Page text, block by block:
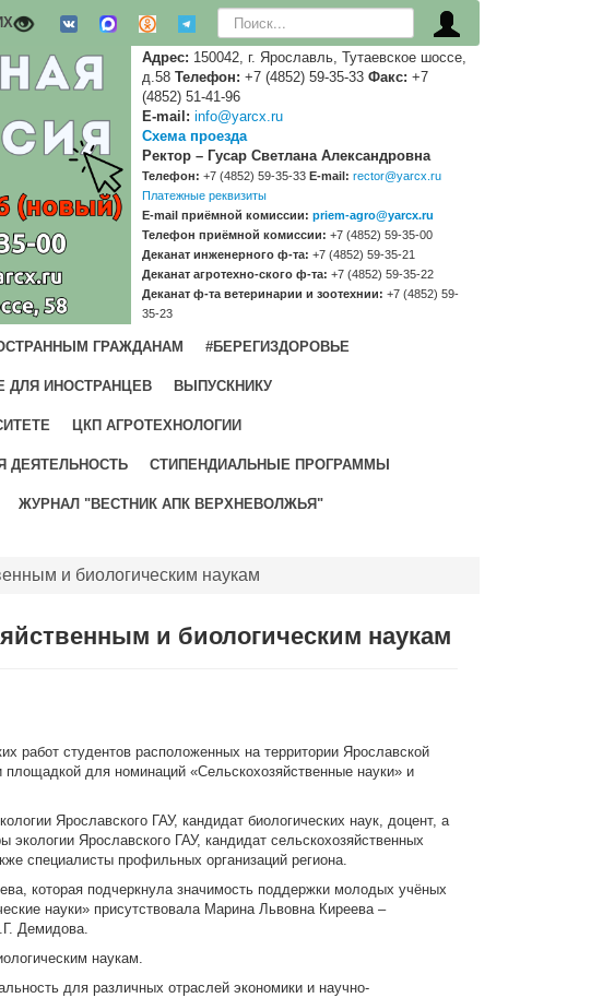
Искать...
Адрес: 150042, г. Ярославль, Тутаевское шоссе,
д.58 Телефон: +7 (4852) 59-35-33 Факс: +7
(4852) 51-41-96
E-mail: info@yarcx.ru
Схема проезда
Ректор – Гусар Светлана Александровна
Телефон: +7 (4852) 59-35-33 E-mail: rector@yarcx.ru
Платежные реквизиты
E-mail приёмной комиссии: priem-agro@yarcx.ru
Телефон приёмной комиссии: +7 (4852) 59-35-00
Деканат инженерного ф-та: +7 (4852) 59-35-21
Деканат агротехно-ского ф-та: +7 (4852) 59-35-22
Деканат ф-та ветеринарии и зоотехнии: +7 (4852) 59-
35-23
ГРАЖДАНАМ #БЕРЕГИЗДОРОВЬЕ
ДЛЯ ИНОСТРАНЦЕВ ВЫПУСКНИКУ
ЦКП АГРОТЕХНОЛОГИИ
ДЕЯТЕЛЬНОСТЬ СТИПЕНДИАЛЬНЫЕ ПРОГРАММЫ
ЖУРНАЛ "ВЕСТНИК АПК ВЕРХНЕВОЛЖЬЯ"
и биологическим наукам
и биологическим наукам
работ студентов расположенных на территории Ярославской
площадкой для номинаций «Сельскохозяйственные науки» и
Ярославского ГАУ, кандидат биологических наук, доцент, а
Ярославского ГАУ, кандидат сельскохозяйственных
специалисты профильных организаций региона.
которая подчеркнула значимость поддержки молодых учёных
науки» присутствовала Марина Львовна Киреева –
Демидова.
наукам.
для различных отраслей экономики и научно-